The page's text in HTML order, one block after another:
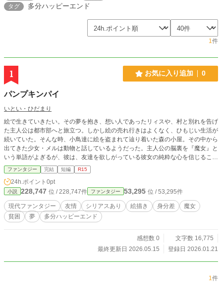
タグ 多分ハッピーエンド
1件
1 お気に入り追加 0
パンプキンパイ
いとい・ひだまり
絵で生きていきたい。その夢を抱き、想い人であったリィスや、村と別れを告げ
た主人公は都市部へと旅立つ。しかし絵の売れ行きはよくなく、ひもじい生活が
続いていた。そんな時、小鳥達に絵を盗まれて辿り着いた森の小屋。その中から
出てきた少女・メルは動物と話しているようだった。主人公の脳裏を『魔女』と
いう単語がよぎるが、彼は、友達を欲しがっている彼女の純粋な心を信じること
にした。 『魔女は処刑』の世で出会った、メルヘンな彼女の正体。パズルのピ
ースをはめようとすれば何か起きたかもしれないが、主人公はメルの正体などど
うでも良かった。ただ一緒に日々を過ごしていければ……。 これは、ある旅の
記憶。昔の自分の挑戦と後悔、苦、そして喜びの話。 全部で九話です。 プロロ
ーグを追加し、エピローグを少しだけ加筆しました。
ファンタジー 完結 短編 R15
24h.ポイント 0pt
小説 228,747 位 / 228,747件 ファンタジー 53,295 位 / 53,295件
現代ファンタジー 友情 シリアスあり 絵描き 身分差
魔女
貧困
夢 多分ハッピーエンド
感想数 0
文字数 16,775
最終更新日 2026.05.15
登録日 2026.01.21
1件